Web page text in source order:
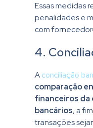
Essas medidas
penalidades e
com
4.
Aconciliação
comparação
financeiros da
bancários, a
transações